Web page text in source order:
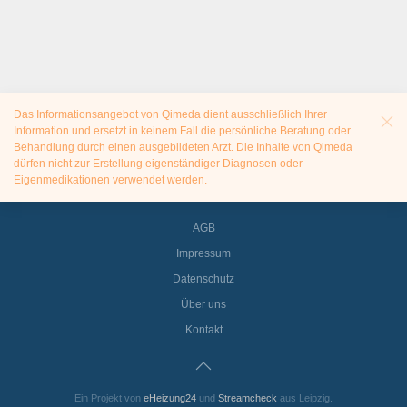
Das Informationsangebot von Qimeda dient ausschließlich Ihrer
Information und ersetzt in keinem Fall die persönliche Beratung oder
Behandlung durch einen ausgebildeten Arzt. Die Inhalte von Qimeda
dürfen nicht zur Erstellung eigenständiger Diagnosen oder
Eigenmedikationen verwendet werden.
AGB
Impressum
Datenschutz
Über uns
Kontakt
Ein Projekt von eHeizung24 und Streamcheck aus Leipzig.